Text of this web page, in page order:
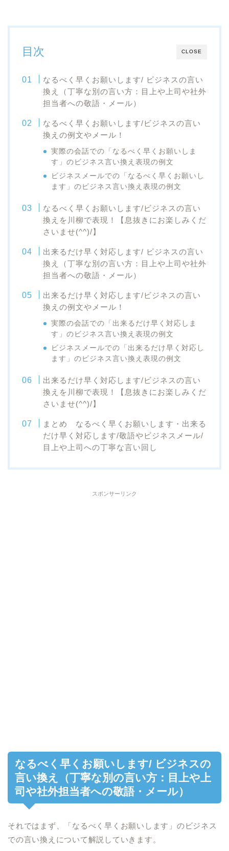
CLOSE
目次
なるべく早くお願いします/ ビジネスの言い
換え（丁寧な別の言い方：目上や上司や社外
担当者への敬語・メール）
なるべく早くお願いします/ビジネスの言い
換えの例文やメール！
実際の会話での「なるべく早くお願いしま
す」のビジネス言い換え表現の例文
ビジネスメールでの「なるべく早くお願いし
ます」のビジネス言い換え表現の例文
なるべく早くお願いします/ビジネスの言い
換えを川柳で表現！【息抜きにお楽しみくだ
さいませ(^^)/】
出来るだけ早く対応します/ ビジネスの言い
換え（丁寧な別の言い方：目上や上司や社外
担当者への敬語・メール）
出来るだけ早く対応します/ビジネスの言い
換えの例文やメール！
実際の会話での「出来るだけ早く対応しま
す」のビジネス言い換え表現の例文
ビジネスメールでの「出来るだけ早く対応し
ます」のビジネス言い換え表現の例文
出来るだけ早く対応します/ビジネスの言い
換えを川柳で表現！【息抜きにお楽しみくだ
さいませ(^^)/】
まとめ なるべく早くお願いします・出来る
だけ早く対応します/敬語やビジネスメール/
目上や上司への丁寧な言い回し
スポンサーリンク
なるべく早くお願いします/ ビジネスの
言い換え（丁寧な別の言い方：目上や上
司や社外担当者への敬語・メール）
それではまず、「なるべく早くお願いします」のビジネス
での言い換えについて解説していきます。